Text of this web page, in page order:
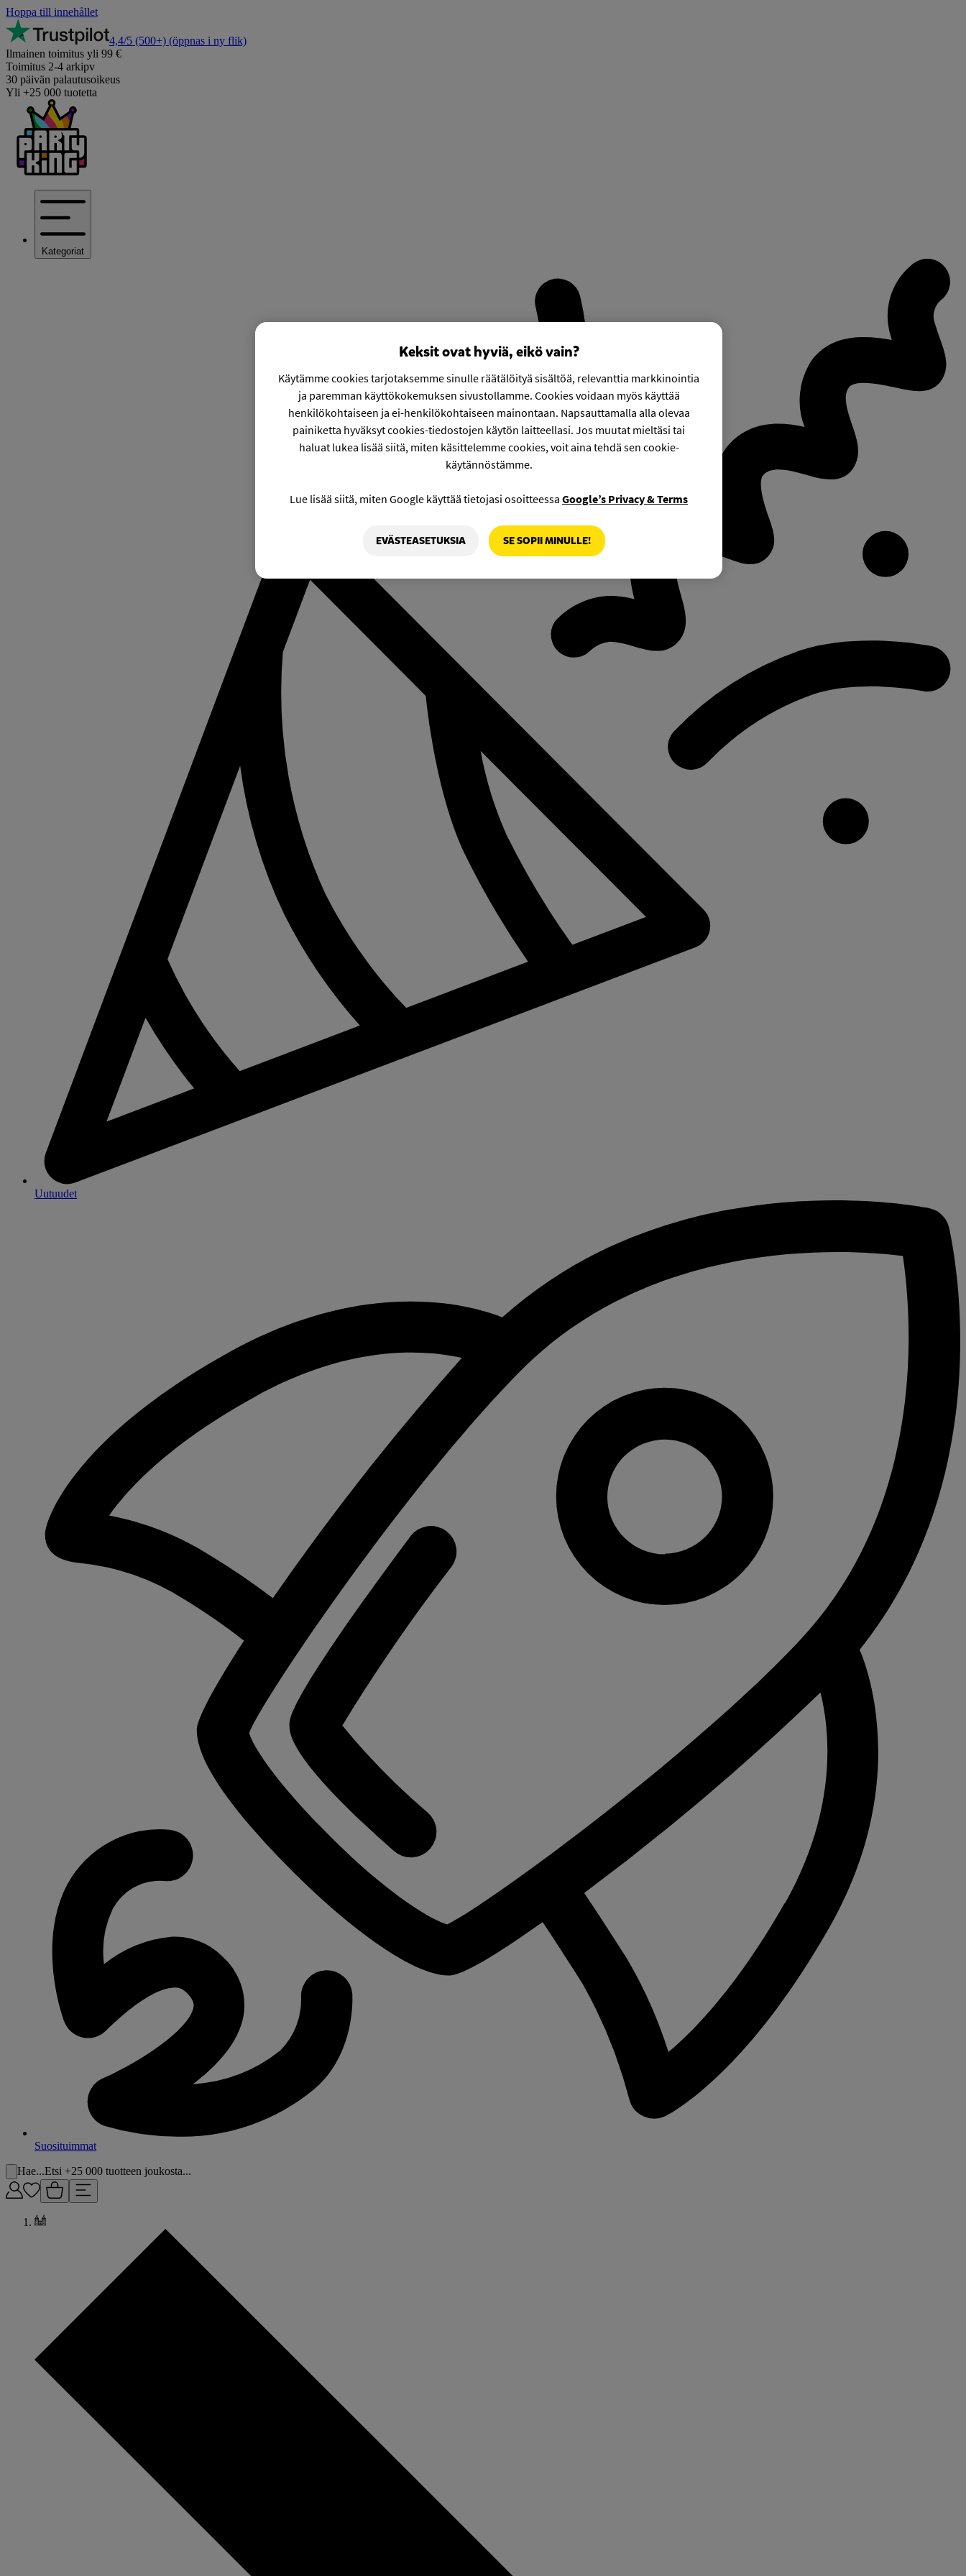
Hoppa till innehållet
4,4/5 (500+) (öppnas i ny flik)
Ilmainen toimitus yli 99 €
Toimitus 2-4 arkipv
30 päivän palautusoikeus
Yli +25 000 tuotetta
Kategoriat
Uutuudet
Suosituimmat
Hae...Etsi +25 000 tuotteen joukosta...
Keksit ovat hyviä, eikö vain?
Käytämme cookies tarjotaksemme sinulle räätälöityä sisältöä, relevanttia markkinointia
ja paremman käyttökokemuksen sivustollamme. Cookies voidaan myös käyttää
henkilökohtaiseen ja ei-henkilökohtaiseen mainontaan. Napsauttamalla alla olevaa
painiketta hyväksyt cookies-tiedostojen käytön laitteellasi. Jos muutat mieltäsi tai
haluat lukea lisää siitä, miten käsittelemme cookies, voit aina tehdä sen cookie-
käytännöstämme.
Lue lisää siitä, miten Google käyttää tietojasi osoitteessa Google’s Privacy & Terms
EVÄSTEASETUKSIA SE SOPII MINULLE!